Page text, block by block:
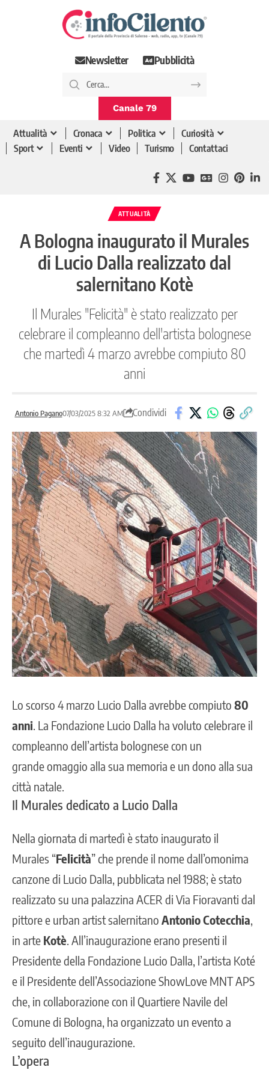
Newsletter Pubblicità
Canale 79
Attualità Cronaca Politica
Curiosità
Sport
Eventi Video Turismo Contattaci
ATTUALITÀ
A Bologna inaugurato il Murales
di Lucio Dalla realizzato dal
salernitano Kotè
Il Murales "Felicità" è stato realizzato per
celebrare il compleanno dell'artista bolognese
che martedì 4 marzo avrebbe compiuto 80
anni
Antonio Pagano07/03/2025 8:32 AM Condividi
Lo scorso 4 marzo Lucio Dalla avrebbe compiuto 80
anni . La Fondazione Lucio Dalla ha voluto celebrare il
compleanno dell’artista bolognese con un
grande omaggio alla sua memoria e un dono alla sua
città natale.
Il Murales dedicato a Lucio Dalla
Nella giornata di martedì è stato inaugurato il
Murales “Felicità” che prende il nome dall’omonima
canzone di Lucio Dalla, pubblicata nel 1988; è stato
realizzato su una palazzina ACER di Via Fioravanti dal
pittore e urban artist salernitano Antonio Cotecchia
in arte Kotè . All’inaugurazione erano presenti il
Presidente della Fondazione Lucio Dalla, l’artista Koté
e il Presidente dell’Associazione ShowLove MNT APS
che, in collaborazione con il Quartiere Navile del
Comune di Bologna, ha organizzato un evento a
seguito dell’inaugurazione.
L’opera